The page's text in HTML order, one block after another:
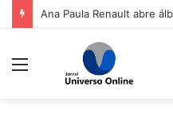
Menu